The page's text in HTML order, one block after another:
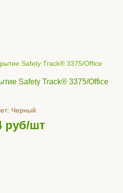
Safety Track® 3375/Office
Черный
руб/шт